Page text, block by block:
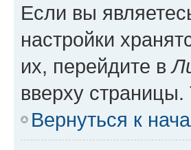
Если вы
настройки
их, перейдите в
вверху
Вернуться к